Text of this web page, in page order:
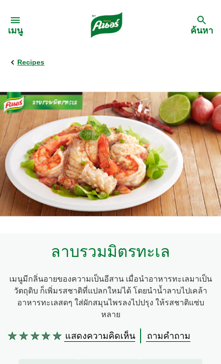
เมนู
กลับ
สูตรอาหาร
เมนูอาหารตามวัตถุดิบ
เมนูอาหารตามประเภทการทำ
เมนูสุขภาพ
เมนูอาหารประจำภาค
ค้นหา
Recipes
ลาบรวมมิตรทะเล
เมนูมีกลิ่นอายของความเป็นอีสาน เมื่อนำอาหารทะเลมาเป็น
วัตถุดิบ ก็เพิ่มรสชาติที่แปลกใหม่ได้ โดยนำน้ำลาบไปเคล้า
อาหารทะเลสดๆ ใส่ผักสมุนไพรลงไปปรุง ให้รสชาติแซ่บ
หลาย
ไม่มี
แสดงความคิดเห็น ถามคำถาม